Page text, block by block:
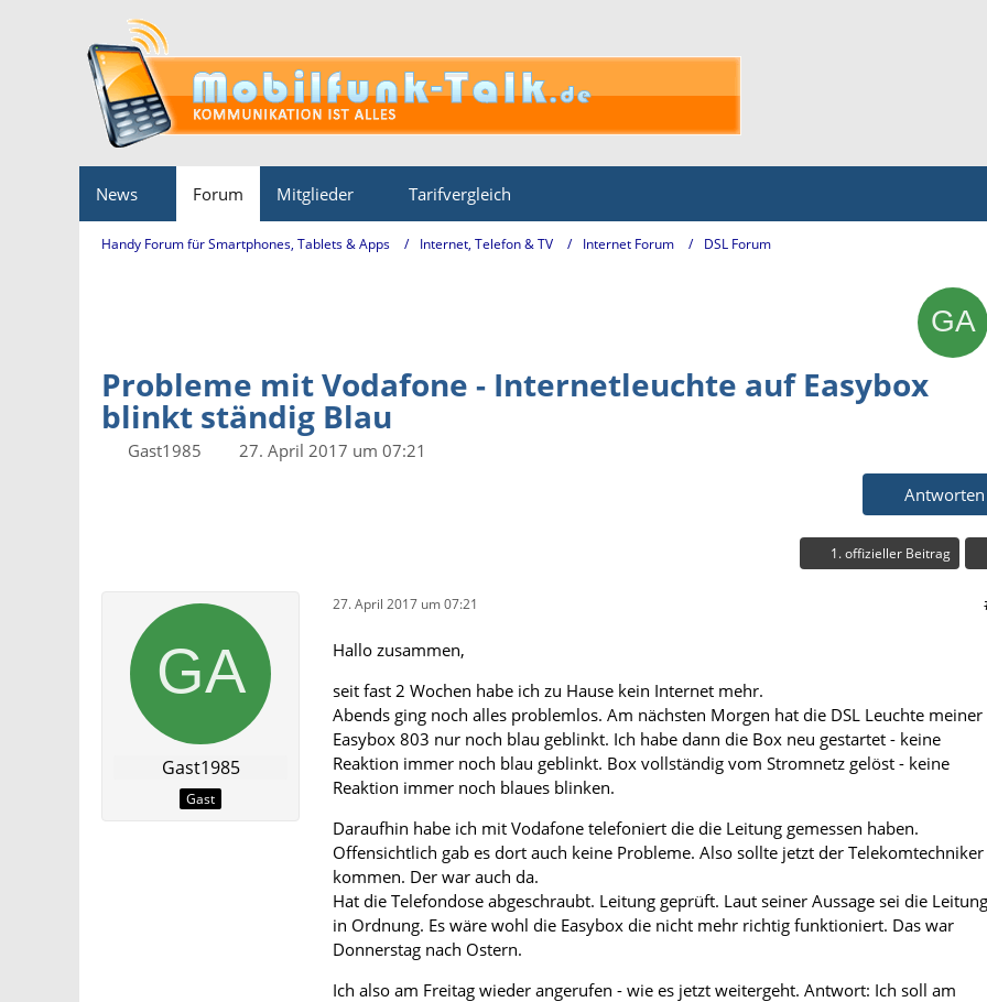
News Forum Mitglieder Tarifvergleich
Handy Forum für Smartphones, Tablets & Apps Internet, Telefon & TV Internet Forum DSL Forum
Probleme mit Vodafone - Internetleuchte auf Easybox
blinkt ständig Blau
Gast1985
27. April 2017 um 07:21
Antworten
1. offizieller Beitrag
Gast1985
Gast
27. April 2017 um 07:21
Hallo zusammen,
seit fast 2 Wochen habe ich zu Hause kein Internet mehr.
Abends ging noch alles problemlos. Am nächsten Morgen hat die DSL Leuchte meiner
Easybox 803 nur noch blau geblinkt. Ich habe dann die Box neu gestartet - keine
Reaktion immer noch blau geblinkt. Box vollständig vom Stromnetz gelöst - keine
Reaktion immer noch blaues blinken.
Daraufhin habe ich mit Vodafone telefoniert die die Leitung gemessen haben.
Offensichtlich gab es dort auch keine Probleme. Also sollte jetzt der Telekomtechniker
kommen. Der war auch da.
Hat die Telefondose abgeschraubt. Leitung geprüft. Laut seiner Aussage sei die Leitung
in Ordnung. Es wäre wohl die Easybox die nicht mehr richtig funktioniert. Das war
Donnerstag nach Ostern.
Ich also am Freitag wieder angerufen - wie es jetzt weitergeht. Antwort: Ich soll am